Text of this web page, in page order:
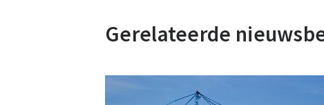
Gerelateerde